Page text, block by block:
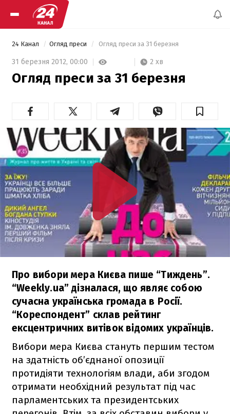
24 Канал Огляд преси Огляд преси за 31 березня
31 березня 2012, 00:00 2 хв
Огляд преси за 31 березня
Про вибори мера Києва пише “Тиждень”.
“Weekly.ua” дізналася, що являє собою
сучасна українська громада в Росії.
“Кореспондент” склав рейтинг
ексцентричних витівок відомих українців.
Вибори мера Києва стануть першим тестом
на здатність об’єднаної опозиції
протидіяти технологіям влади, аби згодом
отримати необхідний результат під час
парламентських та президентських